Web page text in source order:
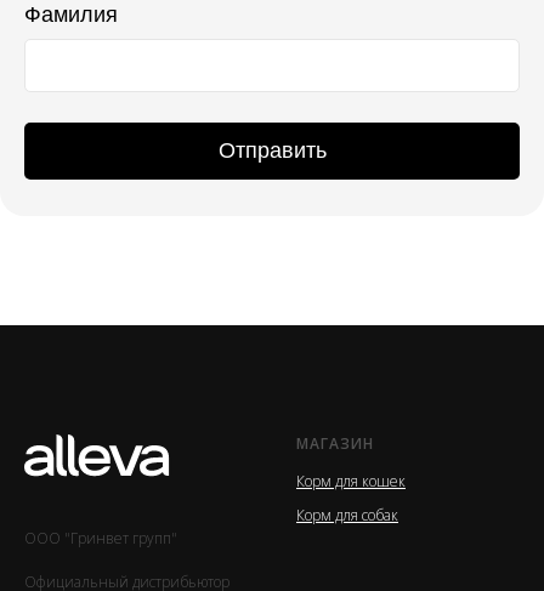
Фамилия
Отправить
ООО "Гринвет групп"
Официальный дистрибьютор
МАГАЗИН
Корм для кошек
Корм для собак